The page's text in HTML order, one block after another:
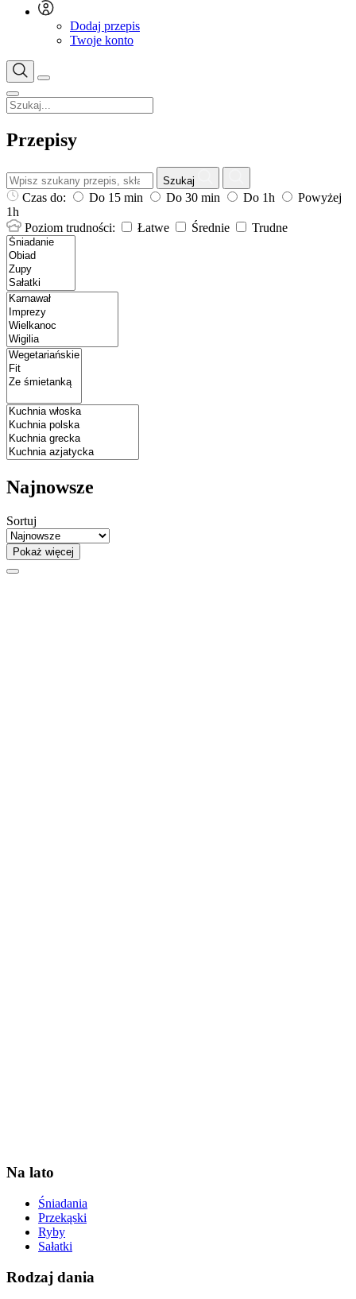
Dodaj przepis
Twoje konto
Przepisy
Szukaj
Czas do: Do 15 min Do 30 min Do 1h
Powyżej
1h
Poziom trudności:
Łatwe Średnie Trudne
Najnowsze
Sortuj
Pokaż więcej
Na lato
Śniadania
Przekąski
Ryby
Sałatki
Rodzaj dania